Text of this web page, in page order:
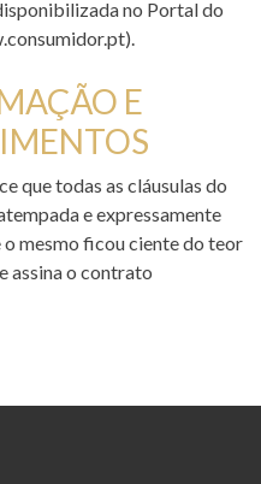
no Portal do
E
que todas as cláusulas do
e expressamente
o mesmo ficou ciente do teor
assina o contrato